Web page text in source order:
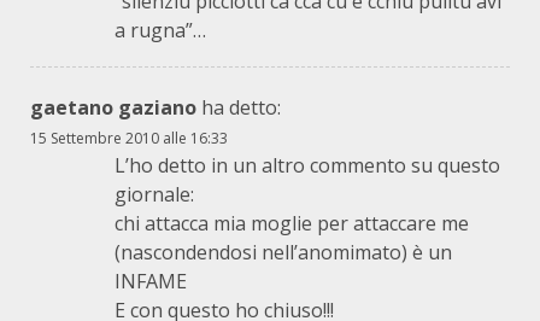
a rugna”…
gaetano gaziano ha detto:
15 Settembre 2010 alle 16:33
L’ho detto in un altro commento su questo
giornale:
chi attacca mia moglie per attaccare me
(nascondendosi nell’anomimato) è un
INFAME
E con questo ho chiuso!!!